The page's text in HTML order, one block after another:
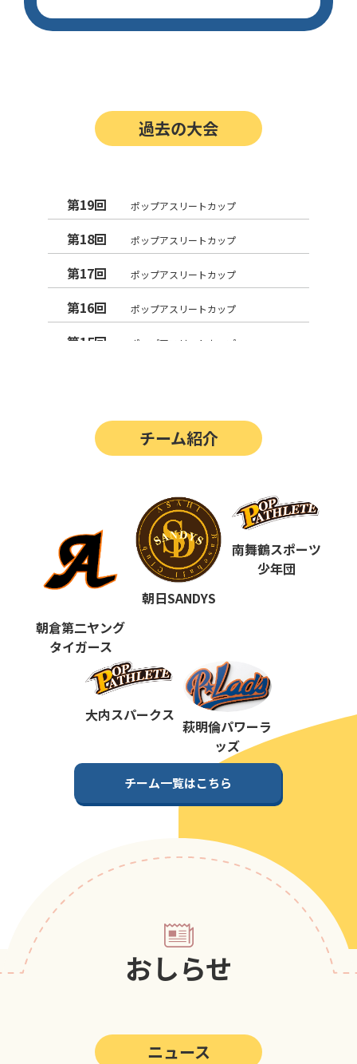
過去の大会
第19回 ポップアスリートカップ
第18回 ポップアスリートカップ
第17回 ポップアスリートカップ
第16回 ポップアスリートカップ
第15回 ポップアスリートカップ
第12回 決勝戦の動画はこちらから
ポップアスリートカップ
第10回 ポップアスリートカップ
第9回 ポップアスリートカップ
第7回
第6回 ポップアスリートカップ
第5回 ポップアスリートカップ
ポップアスリートカップ
ポップアスリートカップ
ポップアスリートカップ
チーム紹介
朝倉第二ヤング
タイガース
朝日SANDYS
南舞鶴スポーツ
少年団
大内スパークス
萩明倫パワーラ
ッズ
チーム一覧はこちら
おしらせ
ニュース